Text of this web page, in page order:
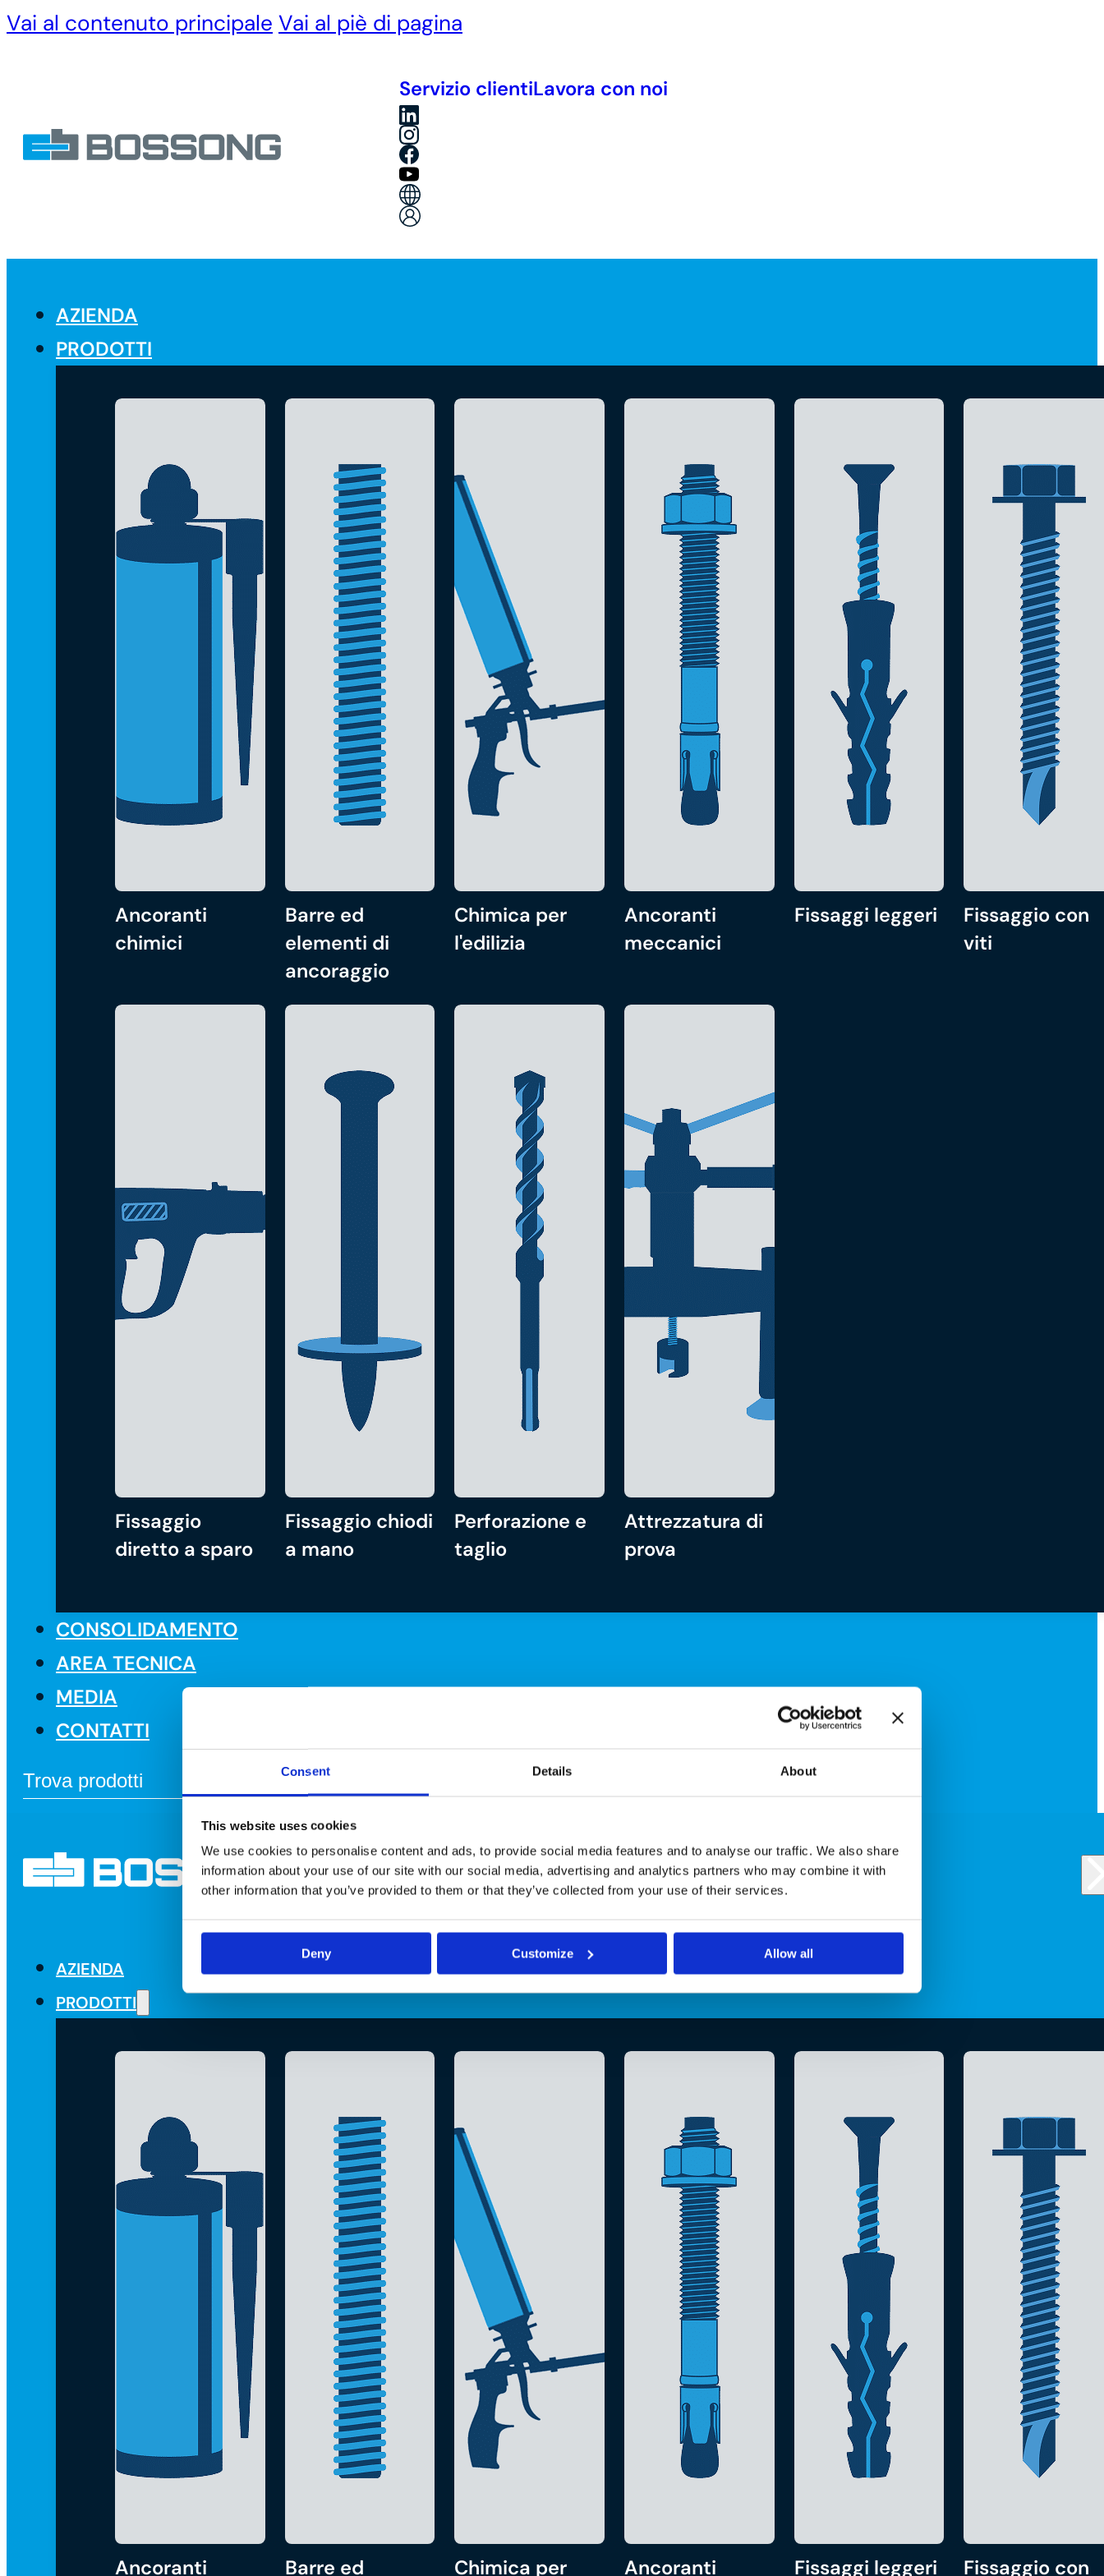
Consent Details About
This website uses cookies
We use cookies to personalise content and ads, to provide social media features and to analyse our traffic. We also share
information about your use of our site with our social media, advertising and analytics partners who may combine it with
other information that you’ve provided to them or that they’ve collected from your use of their services.
Deny Customize Allow all
Vai al contenuto principale Vai al piè di pagina
Servizio clientiLavora con noi
AZIENDA
PRODOTTI
Ancoranti
chimici
Barre ed
elementi di
ancoraggio
Chimica per
l'edilizia
Ancoranti
meccanici
Fissaggi leggeri
Fissaggio con
viti
Fissaggio
diretto a sparo
Fissaggio chiodi
a mano
Perforazione e
taglio
Attrezzatura di
prova
CONSOLIDAMENTO
AREA TECNICA
MEDIA
CONTATTI
AZIENDA
PRODOTTI
Ancoranti Barre ed Chimica per Ancoranti Fissaggi leggeri Fissaggio con